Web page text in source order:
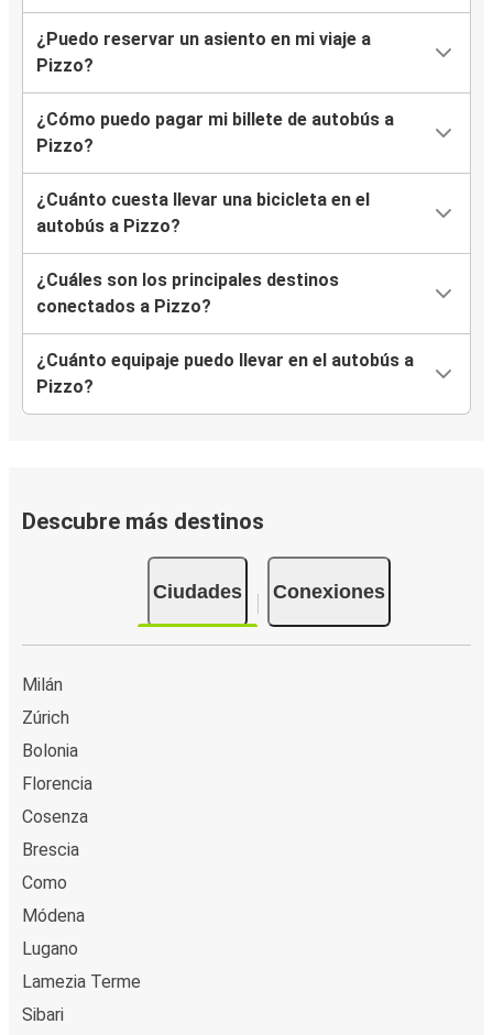
¿Puedo reservar un asiento en mi viaje a
Pizzo?
¿Cómo puedo pagar mi billete de autobús a
Pizzo?
¿Cuánto cuesta llevar una bicicleta en el
autobús a Pizzo?
¿Cuáles son los principales destinos
conectados a Pizzo?
¿Cuánto equipaje puedo llevar en el autobús a
Pizzo?
Descubre más destinos
Ciudades Conexiones
Milán
Zúrich
Bolonia
Florencia
Cosenza
Brescia
Como
Módena
Lugano
Lamezia Terme
Sibari